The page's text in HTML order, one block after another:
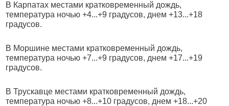
В Карпатах местами кратковременный дождь,
температура ночью +4...+9 градусов, днем +13...+18
градусов.
В Моршине местами кратковременный дождь,
температура ночью +7...+9 градусов, днем +17...+19
градусов.
В Трускавце местами кратковременный дождь,
температура ночью +8...+10 градусов, днем +18...+20